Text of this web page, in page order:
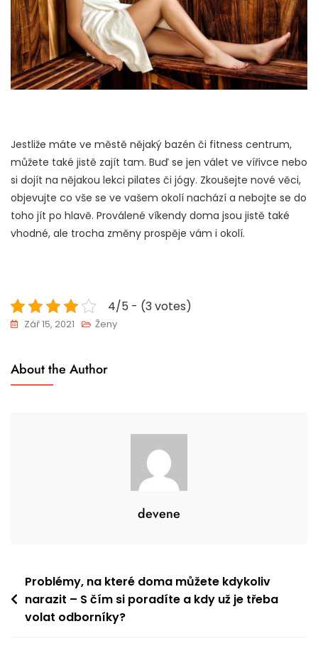
Jestliže máte ve městě nějaký bazén či fitness centrum,
můžete také jistě zajít tam. Buď se jen válet ve vířivce nebo
si dojít na nějakou lekci pilates či jógy. Zkoušejte nové věci,
objevujte co vše se ve vašem okolí nachází a nebojte se do
toho jít po hlavě. Proválené víkendy doma jsou jistě také
vhodné, ale trocha změny prospěje vám i okolí.
4/5 - (3 votes)
Zář 15, 2021 Ženy
About the Author
devene
Navigace
pro
příspěvek
Problémy, na které doma můžete kdykoliv
narazit – S čím si poradíte a kdy už je třeba
volat odborníky?